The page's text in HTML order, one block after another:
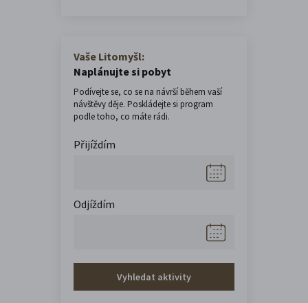
Vaše Litomyšl:
Naplánujte si pobyt
Podívejte se, co se na návrší během vaší
návštěvy děje. Poskládejte si program
podle toho, co máte rádi.
Přijíždím
Odjíždím
Vyhledat aktivity